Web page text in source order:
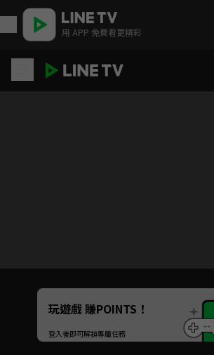
用 APP 免費看更精彩
Unmute
玩遊戲 賺POINTS！
登入後即可解鎖專屬任務